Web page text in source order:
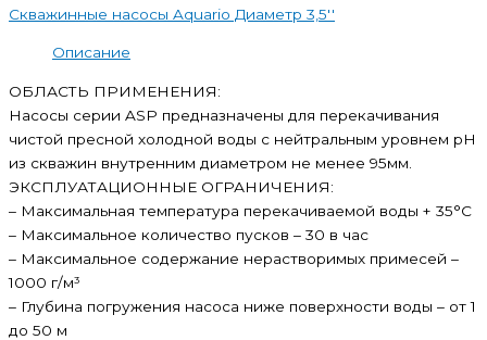
Скважинные насосы Aquario Диаметр 3,5''
Описание
ОБЛАСТЬ ПРИМЕНЕНИЯ:
Насосы серии ASP предназначены для перекачивания
чистой пресной холодной воды с нейтральным уровнем pH
из скважин внутренним диаметром не менее 95мм.
ЭКСПЛУАТАЦИОННЫЕ ОГРАНИЧЕНИЯ:
– Максимальная температура перекачиваемой воды + 35°С
– Максимальное количество пусков – 30 в час
– Максимальное содержание нерастворимых примесей –
1000 г/м³
– Глубина погружения насоса ниже поверхности воды – от 1
до 50 м